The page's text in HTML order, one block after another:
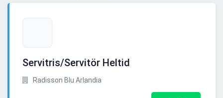
Servitris/Servitör Heltid
Radisson Blu Arlandia